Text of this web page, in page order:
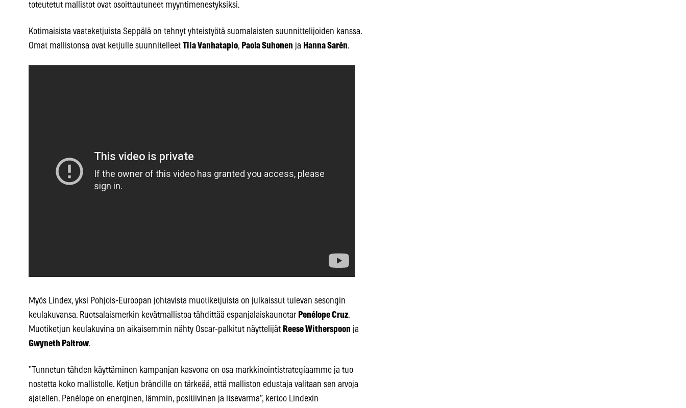
toteutetut mallistot ovat osoittautuneet myyntimenestyksiksi.
Kotimaisista vaateketjuista Seppälä on tehnyt yhteistyötä suomalaisten suunnittelijoiden kanssa.
Omat mallistonsa ovat ketjulle suunnitelleet Tiia Vanhatapio, Paola Suhonen ja Hanna Sarén.
Myös Lindex, yksi Pohjois-Euroopan johtavista muotiketjuista on julkaissut tulevan sesongin
keulakuvansa. Ruotsalaismerkin kevätmallistoa tähdittää espanjalaiskaunotar Penélope Cruz.
Muotiketjun keulakuvina on aikaisemmin nähty Oscar-palkitut näyttelijät Reese Witherspoon ja
Gwyneth Paltrow.
”Tunnetun tähden käyttäminen kampanjan kasvona on osa markkinointistrategiaamme ja tuo
nostetta koko mallistolle. Ketjun brändille on tärkeää, että malliston edustaja valitaan sen arvoja
ajatellen. Penélope on energinen, lämmin, positiivinen ja itsevarma”, kertoo Lindexin